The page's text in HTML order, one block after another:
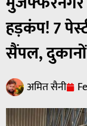
हड़कंप! 7
सैंपल, दुकानों
अमित सैनी